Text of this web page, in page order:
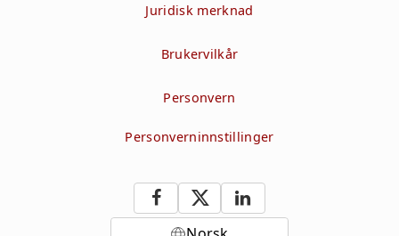
Juridisk merknad
Brukervilkår
Personvern
Personverninnstillinger